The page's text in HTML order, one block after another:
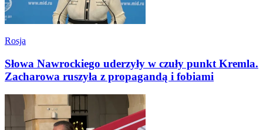
Rosja
Słowa Nawrockiego uderzyły w czuły punkt Kremla.
Zacharowa ruszyła z propagandą i fobiami